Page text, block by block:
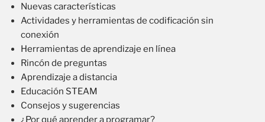
Nuevas características
Actividades y herramientas de codificación sin
conexión
Herramientas de aprendizaje en línea
Rincón de preguntas
Aprendizaje a distancia
Educación STEAM
Consejos y sugerencias
¿Por qué aprender a programar?